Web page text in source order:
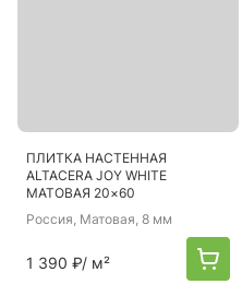
ПЛИТКА НАСТЕННАЯ
ALTACERA JOY WHITE
МАТОВАЯ 20×60
Россия, Матовая, 8 мм
1 390 ₽/ м²